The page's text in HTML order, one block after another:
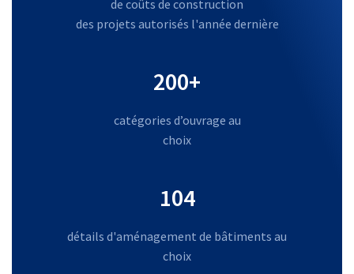
de coûts de construction
des projets autorisés l'année dernière
200+
catégories d’ouvrage au
choix
110
détails d'aménagement de bâtiments au
choix